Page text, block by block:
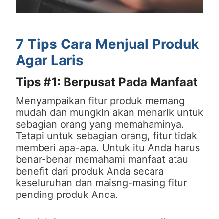
7 Tips Cara Menjual Produk
Agar Laris
Tips #1: Berpusat Pada Manfaat
Menyampaikan fitur produk memang
mudah dan mungkin akan menarik untuk
sebagian orang yang memahaminya.
Tetapi untuk sebagian orang, fitur tidak
memberi apa-apa. Untuk itu Anda harus
benar-benar memahami manfaat atau
benefit dari produk Anda secara
keseluruhan dan maisng-masing fitur
pending produk Anda.